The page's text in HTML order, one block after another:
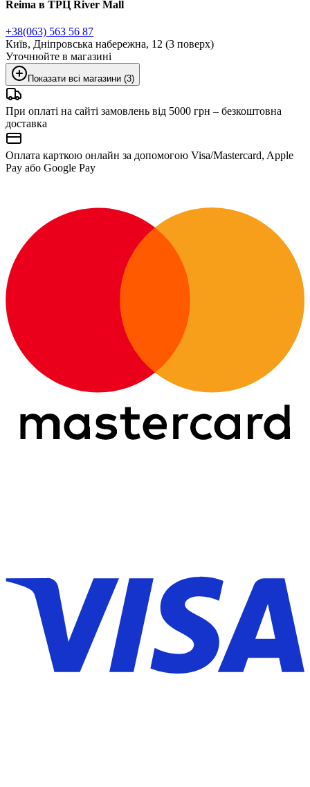
Reima в ТРЦ River Mall
+38(063) 563 56 87
Київ, Дніпровська набережна, 12 (3 поверх)
Уточнюйте в магазині
Показати всі магазини (3)
При оплаті на сайті замовлень від 5000 грн – безкоштовна
доставка
Оплата карткою онлайн за допомогою Visa/Mastercard, Apple
Pay або Google Pay